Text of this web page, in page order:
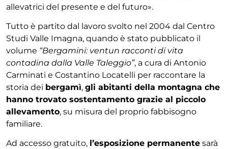
allevatrici del presente e del futuro».
Tutto è partito dal lavoro svolto nel 2004 dal Centro
Studi Valle Imagna, quando è stato pubblicato il
volume “Bergamini: ventun racconti di vita
contadina dalla Valle Taleggio”, a cura di Antonio
Carminati e Costantino Locatelli per raccontare la
storia dei bergamì, gli abitanti della montagna che
hanno trovato sostentamento grazie al piccolo
allevamento, su misura del proprio fabbisogno
familiare.
Ad accesso gratuito, l’esposizione permanente sarà